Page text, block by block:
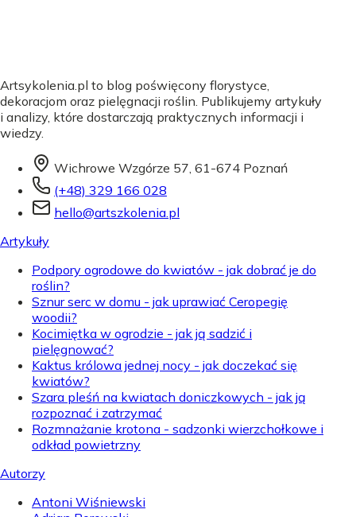
Artsykolenia.pl to blog poświęcony florystyce,
dekoracjom oraz pielęgnacji roślin. Publikujemy artykuły
i analizy, które dostarczają praktycznych informacji i
wiedzy.
Wichrowe Wzgórze 57, 61-674 Poznań
(+48) 329 166 028
hello@artszkolenia.pl
Artykuły
Podpory ogrodowe do kwiatów - jak dobrać je do
roślin?
Sznur serc w domu - jak uprawiać Ceropegię
woodii?
Kocimiętka w ogrodzie - jak ją sadzić i
pielęgnować?
Kaktus królowa jednej nocy - jak doczekać się
kwiatów?
Szara pleśń na kwiatach doniczkowych - jak ją
rozpoznać i zatrzymać
Rozmnażanie krotona - sadzonki wierzchołkowe i
odkład powietrzny
Autorzy
Antoni Wiśniewski